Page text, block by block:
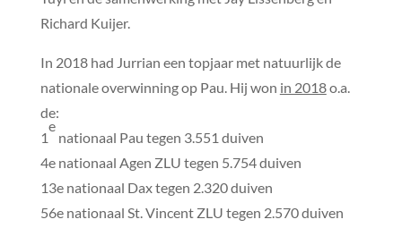
Richard Kuijer.
In 2018 had Jurrian een topjaar met natuurlijk de
nationale overwinning op Pau. Hij won in 2018o.a.
de:
1
e
nationaal Pau tegen 3.551 duiven
4e nationaal Agen ZLU tegen 5.754 duiven
13e nationaal Dax tegen 2.320 duiven
56e nationaal St. Vincent ZLU tegen 2.570 duiven